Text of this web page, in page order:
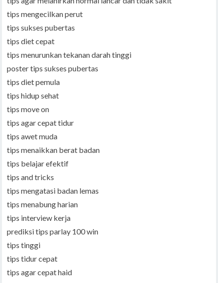
tips mengecilkan perut
tips sukses pubertas
tips diet cepat
tips menurunkan tekanan darah tinggi
poster tips sukses pubertas
tips diet pemula
tips hidup sehat
tips move on
tips agar cepat tidur
tips awet muda
tips menaikkan berat badan
tips belajar efektif
tips and tricks
tips mengatasi badan lemas
tips menabung harian
tips interview kerja
prediksi tips parlay 100 win
tips tinggi
tips tidur cepat
tips agar cepat haid